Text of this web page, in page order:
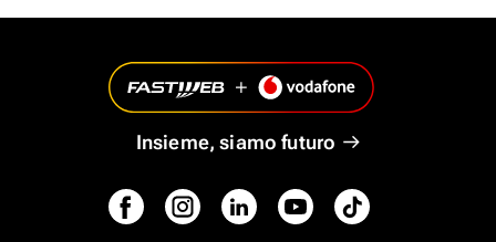
Insieme, siamo futuro